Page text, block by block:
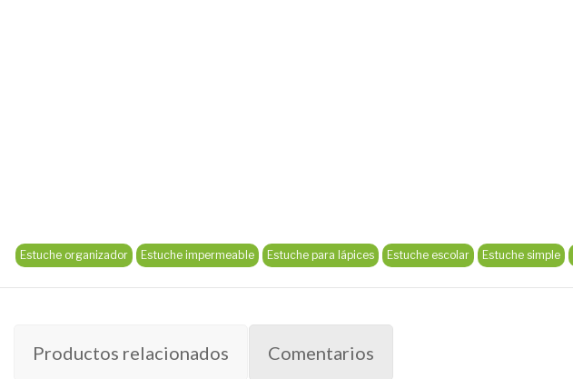
Estuche organizador Estuche impermeable Estuche para lápices Estuche escolar Estuche simple
Productos relacionados Comentarios